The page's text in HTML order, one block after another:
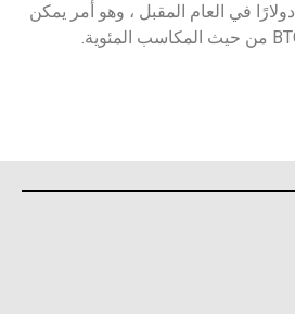
على الإطلاق عند 4878 دولارًا في العام المقبل ، وهو أمر يمكن